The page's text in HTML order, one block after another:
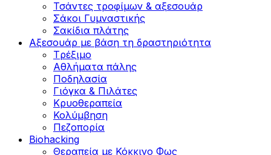
Τσάντες τροφίμων & αξεσουάρ
Σάκοι Γυμναστικής
Σακίδια πλάτης
Αξεσουάρ με βάση τη δραστηριότητα
Tρέξιμο
Αθλήματα πάλης
Ποδηλασία
Γιόγκα & Πιλάτες
Κρυοθεραπεία
Κολύμβηση
Πεζοπορία
Biohacking
Θεραπεία με Κόκκινο Φως